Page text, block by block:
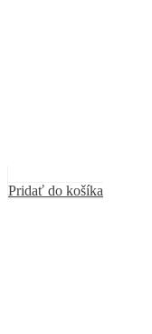
Pridať do košíka